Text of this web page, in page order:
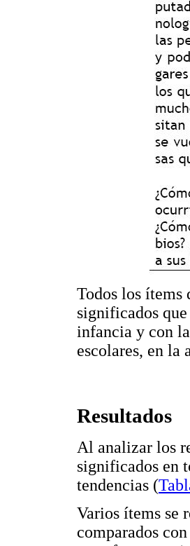
Todos los ítems
significados
infancia y con
escolares, en la
Resultados
Al analizar los
significados en
tendencias (
Varios ítems se
comparados